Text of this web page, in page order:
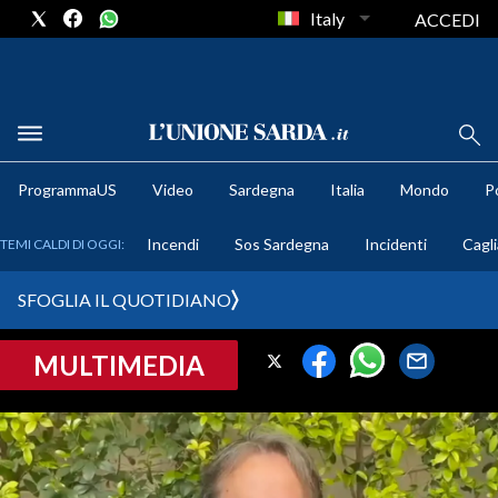
METEO
CRONACA SARDEGNA
PROVINCIA DI CAGLIARI
SULCIS IGLESIENTE
Italy ACCEDI
ProgrammaUS Video Sardegna Italia Mondo
TEMI CALDI DI OGGI: Incendi Sos Sardegna Incidenti
SFOGLIA IL QUOTIDIANO
MULTIMEDIA